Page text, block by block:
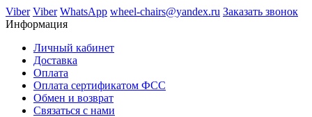
Viber Viber WhatsApp wheel-chairs@yandex.ru Заказать звонок
Информация
Личный кабинет
Доставка
Оплата
Оплата сертификатом ФСС
Обмен и возврат
Связаться с нами